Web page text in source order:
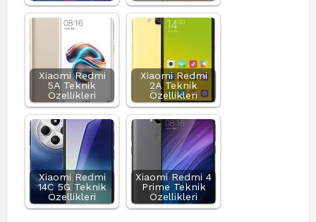
Xiaomi Redmi
5A Teknik
Özellikleri
Xiaomi Redmi
2A Teknik
Özellikleri
Xiaomi Redmi
14C 5G Teknik
Özellikleri
Xiaomi Redmi 4
Prime Teknik
Özellikleri